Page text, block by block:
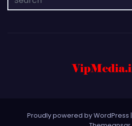
Proudly powered by WordPress |